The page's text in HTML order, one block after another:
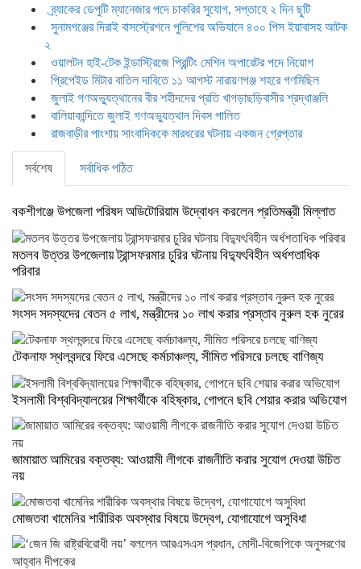
ব্র্যাকের ডেপুটি ম্যানেজার পদে চাকরির সুযোগ, সপ্তাহে ২ দিন ছুটি
সুনামগঞ্জের দিরাই বাসস্ট্রেশনে পুলিশের অভিযানে ৪০০ পিস ইয়াবাসহ আটক
২
ওয়ালটন হাই-টেক ইন্ডাস্ট্রিজে প্রিন্টিং মেশিন অপারেটর পদে নিয়োগ
প্রিপেইড মিটার বাতিল দাবিতে ১১ আগস্ট নারায়ণগঞ্জ শহরে গণমিছিল
জুলাই গণঅভ্যুত্থানের বীর শহীদদের প্রতি খাগড়াছড়িবাসীর শ্রদ্ধাঞ্জলি
বালিয়াকান্দিতে জুলাই গণঅভ্যুত্থান দিবস পালিত
রাজবাড়ীর পাংশায় সাংবাদিককে মারধরের ঘটনায় একজন গ্রেপ্তার
সর্বশেষ সর্বাধিক পঠিত
বকশীগঞ্জে উপজেলা পরিষদ অডিটোরিয়াম উদ্বোধন করলেন প্রতিমন্ত্রী মিল্লাত
মতলব উত্তর উপজেলায় ট্রান্সফরমার চুরির ঘটনায় বিদ্যুৎবিহীন অর্ধশতাধিক
পরিবার
সংসদ সদস্যদের বেতন ৫ লাখ, মন্ত্রীদের ১০ লাখ করার প্রস্তাব নুরুল হক নুরের
টেকনাফ স্থলবন্দরে ফিরে এসেছে কর্মচাঞ্চল্য, সীমিত পরিসরে চলছে বাণিজ্য
ইসলামী বিশ্ববিদ্যালয়ের শিক্ষার্থীকে বহিষ্কার, গোপনে ছবি শেয়ার করার অভিযোগ
জামায়াত আমিরের বক্তব্য: আওয়ামী লীগকে রাজনীতি করার সুযোগ দেওয়া উচিত
নয়
মোজতবা খামেনির শারীরিক অবস্থার বিষয়ে উদ্বেগ, যোগাযোগে অসুবিধা